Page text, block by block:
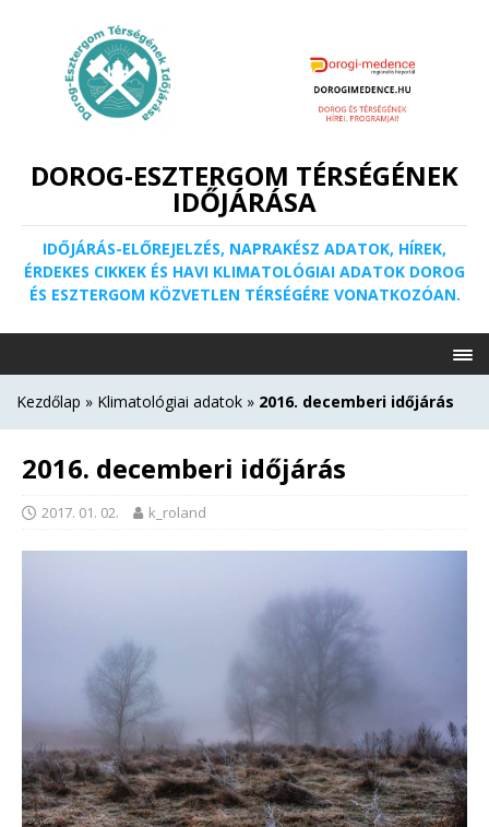
DOROG-ESZTERGOM TÉRSÉGÉNEK
IDŐJÁRÁSA
IDŐJÁRÁS-ELŐREJELZÉS, NAPRAKÉSZ ADATOK, HÍREK,
ÉRDEKES CIKKEK ÉS HAVI KLIMATOLÓGIAI ADATOK DOROG
ÉS ESZTERGOM KÖZVETLEN TÉRSÉGÉRE VONATKOZÓAN.
Kezdőlap » Klimatológiai adatok » 2016. decemberi időjárás
2016. decemberi időjárás
2017. 01. 02. k_roland